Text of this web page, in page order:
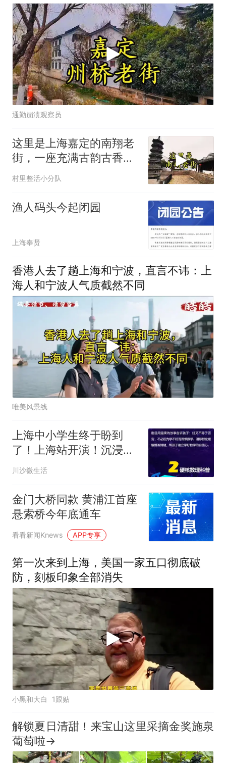
通勤崩溃观察员
这里是上海嘉定的南翔老
街，一座充满古韵古香的
江南水乡
村里整活小分队
渔人码头今起闭园
上海奉贤
香港人去了趟上海和宁波，直言不讳：上
海人和宁波人气质截然不同
唯美风景线
上海中小学生终于盼到
了！上海站开演！沉浸式
互动亲子科学剧《数学
川沙微生活
金门大桥同款 黄浦江首座
悬索桥今年底通车
看看新闻Knews APP专享
第一次来到上海，美国一家五口彻底破
防，刻板印象全部消失
小黑和大白 1跟贴
解锁夏日清甜！来宝山这里采摘金奖施泉
葡萄啦→